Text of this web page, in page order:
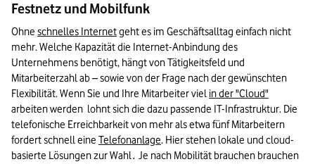
Festnetz und Mobilfunk
Ohne schnelles Internet geht es im Geschäftsalltag einfach nicht
mehr. Welche Kapazität die Internet-Anbindung des
Unternehmens benötigt, hängt von Tätigkeitsfeld und
Mitarbeiterzahl ab – sowie von der Frage nach der gewünschten
Flexibilität. Wenn Sie und Ihre Mitarbeiter viel in der "Cloud"
arbeiten werden  lohnt sich die dazu passende IT-Infrastruktur. Die
telefonische Erreichbarkeit von mehr als etwa fünf Mitarbeitern
fordert schnell eine Telefonanlage. Hier stehen lokale und cloud-
basierte Lösungen zur Wahl. Je nach Mobilität brauchen brauchen